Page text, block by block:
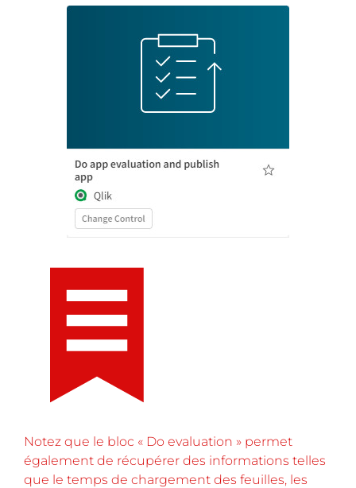
Notez que le bloc « Do evaluation » permet
également de récupérer des informations telles
que le temps de chargement des feuilles, les